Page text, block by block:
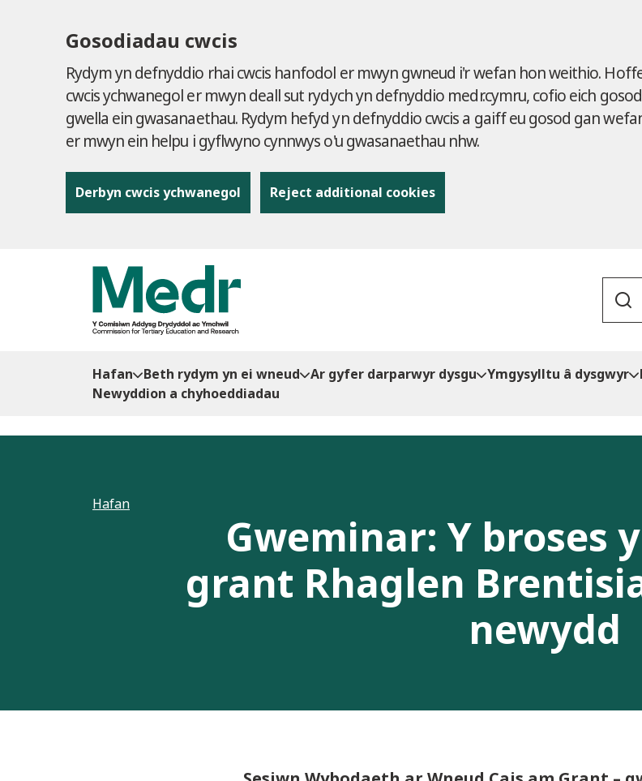
Gosodiadau cwcis
Rydym yn defnyddio rhai cwcis hanfodol er mwyn gwneud i'r wefan hon weithio.
cwcis ychwanegol er mwyn deall sut rydych yn defnyddio medr.cymru, cofio eich
gwella ein gwasanaethau. Rydym hefyd yn defnyddio cwcis a gaiff eu gosod gan
er mwyn ein helpu i gyflwyno cynnwys o'u gwasanaethau nhw.
Derbyn cwcis ychwanegol Reject additional cookies
Hafan Beth rydym yn ei wneud Ar gyfer darparwyr dysgu Ymgysylltu â dysgwyr
Newyddion a chyhoeddiadau
Hafan
Gweminar: Y broses
grant Rhaglen
newydd